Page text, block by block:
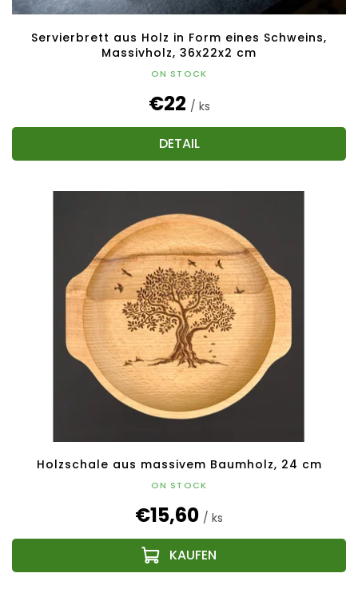
Servierbrett aus Holz in Form eines Schweins,
Massivholz, 36x22x2 cm
ON STOCK
€22 / ks
DETAIL
Holzschale aus massivem Baumholz, 24 cm
ON STOCK
€15,60 / ks